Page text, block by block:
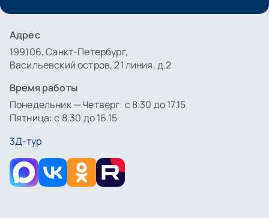
Адрес
199106, Санкт-Петербург,
Васильевский остров, 21 линия, д.2
Время работы
Понедельник — Четверг: с 8.30 до 17.15
Пятница: с 8.30 до 16.15
3Д-тур